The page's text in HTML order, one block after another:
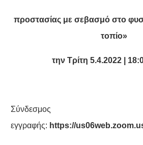
προστασίας με σεβασμό στο
τοπίο»
την Τρίτη 5.4.2022 |
Σύνδεσμος
εγγραφής: https://